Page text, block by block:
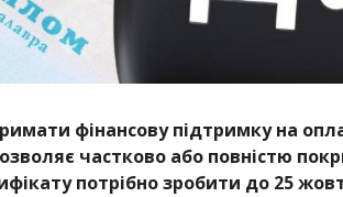
фінансову підтримку на
частково або повністю
потрібно зробити до 25